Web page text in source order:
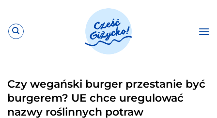
zawartości
Czy wegański burger przestanie być
burgerem? UE chce uregulować
nazwy roślinnych potraw